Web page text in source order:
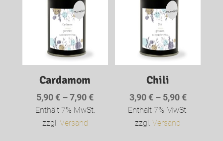
Cardamom
5,90€ –7,90€Preisspanne:
5,90 €
Enthält 7% MwSt.
zzgl. Versand
Chili
3,90€ – 5,90€
3,90 €
Enthält 7% MwSt.
zzgl.Versand